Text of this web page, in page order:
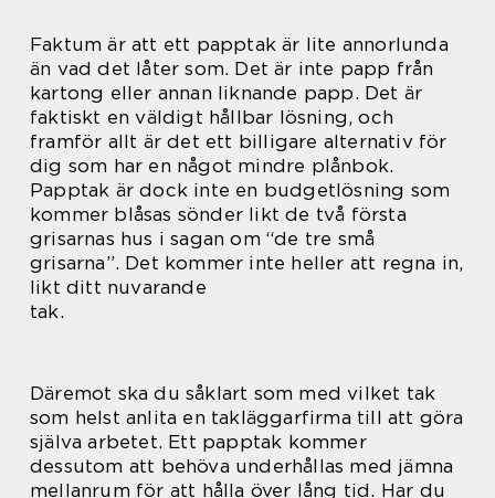
Faktum är att ett papptak är lite annorlunda
än vad det låter som. Det är inte papp från
kartong eller annan liknande papp. Det är
faktiskt en väldigt hållbar lösning, och
framför allt är det ett billigare alternativ för
dig som har en något mindre plånbok.
Papptak är dock inte en budgetlösning som
kommer blåsas sönder likt de två första
grisarnas hus i sagan om “de tre små
grisarna”. Det kommer inte heller att regna in,
likt ditt nuvarande
tak.
Däremot ska du såklart som med vilket tak
som helst anlita en takläggarfirma till att göra
själva arbetet. Ett papptak kommer
dessutom att behöva underhållas med jämna
mellanrum för att hålla över lång tid. Har du